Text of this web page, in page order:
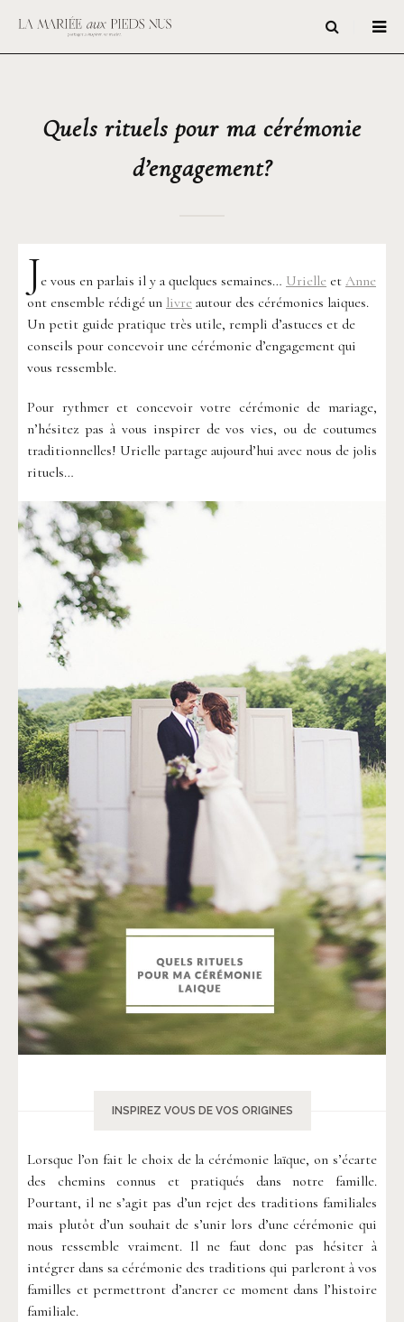
Quels rituels pour ma cérémonie
d’engagement?
Je vous en parlais il y a quelques semaines… Urielle et Anne
ont ensemble rédigé un livre autour des cérémonies laiques.
Un petit guide pratique très utile, rempli d’astuces et de
conseils pour concevoir une cérémonie d’engagement qui
vous ressemble.
Pour rythmer et concevoir votre cérémonie de mariage,
n’hésitez pas à vous inspirer de vos vies, ou de coutumes
traditionnelles! Urielle partage aujourd’hui avec nous de jolis
rituels…
INSPIREZ VOUS DE VOS ORIGINES
Lorsque l’on fait le choix de la cérémonie laïque, on s’écarte
des chemins connus et pratiqués dans notre famille.
Pourtant, il ne s’agit pas d’un rejet des traditions familiales
mais plutôt d’un souhait de s’unir lors d’une cérémonie qui
nous ressemble vraiment. Il ne faut donc pas hésiter à
intégrer dans sa cérémonie des traditions qui parleront à vos
familles et permettront d’ancrer ce moment dans l’histoire
familiale.